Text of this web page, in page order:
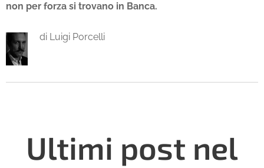
non per forza si trovano in Banca.
di Luigi Porcelli
Ultimi post nel